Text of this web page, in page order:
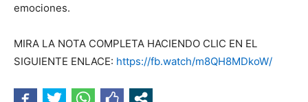
emociones.
MIRA LA NOTA COMPLETA HACIENDO CLIC EN EL
SIGUIENTE ENLACE: https://fb.watch/m8QH8MDkoW/